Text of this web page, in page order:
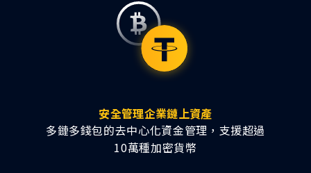
安全管理企業鏈上資產
多鏈多錢包的去中心化資金管理，支援超過
10萬種加密貨幣